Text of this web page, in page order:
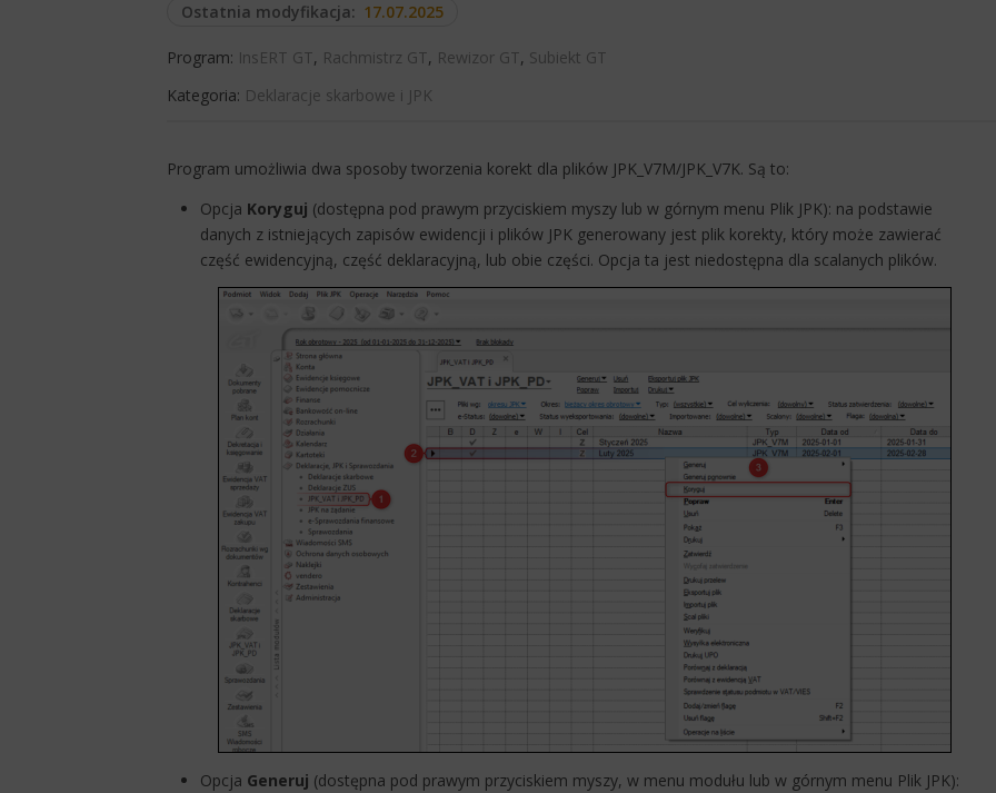
Ostatnia modyfikacja: 17.07.2025
Program: InsERT GT, Rachmistrz GT, Rewizor GT, Subiekt GT
Kategoria: Deklaracje skarbowe i JPK
Program umożliwia dwa sposoby tworzenia korekt dla plików JPK_V7M/JPK_V7K. Są to:
Opcja Koryguj (dostępna pod prawym przyciskiem myszy lub w górnym menu Plik JPK): na podstawie
danych z istniejących zapisów ewidencji i plików JPK generowany jest plik korekty, który może zawierać
część ewidencyjną, część deklaracyjną, lub obie części. Opcja ta jest niedostępna dla scalanych plików.
Opcja Generuj (dostępna pod prawym przyciskiem myszy, w menu modułu lub w górnym menu Plik JPK):